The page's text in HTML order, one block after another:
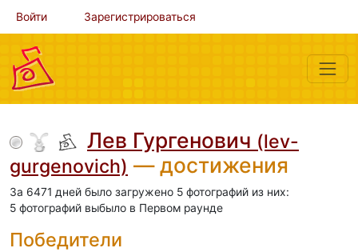
Войти Зарегистрироваться
Лев Гургенович (lev-
gurgenovich) — достижения
За 6471 дней было загружено 5 фотографий из них:
5 фотографий выбыло в Первом раунде
Победители